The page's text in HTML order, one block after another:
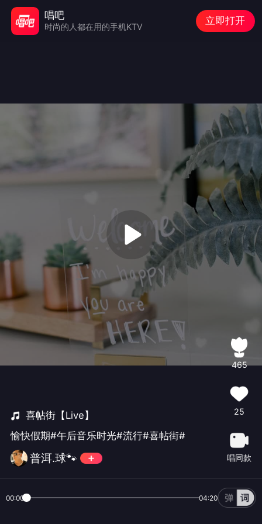
喜帖街【Live】
愉快假期#午后音乐时光#流行#喜帖街#
普洱.球🐾
465
25
唱同款
00:00 04:20
唱吧
时尚的人都在用的手机KTV
立即打开